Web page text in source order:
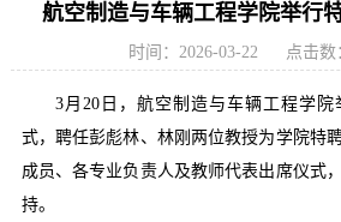
航空制造与车辆工程学院举行
时间：2026-03-22 点击数
3月20日，航空制造与车辆工程学院
式，聘任彭彪林、林刚两位教授为学院特
成员、各专业负责人及教师代表出席仪式
持。